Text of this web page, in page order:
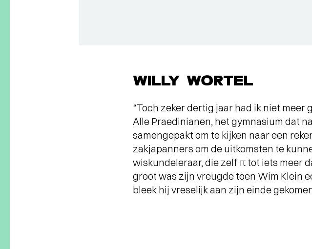
WILLY WORTEL
“Toch zeker dertig jaar had ik niet
Alle Praedinianen, het gymnasium dat
samengepakt om te kijken naar een
zakjapanners om de uitkomsten te
wiskundeleraar, die zelf π tot iets meer
groot was zijn vreugde toen Wim Klein
bleek hij vreselijk aan zijn einde